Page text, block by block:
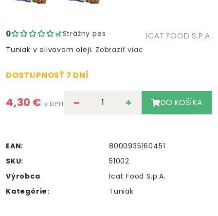
0 Strážny pes ICAT FOOD S.P.A.
Tuniak v olivovom oleji. Zobraziť viac
DOSTUPNOSŤ 7 DNÍ
4,30 € s DPH – + DO KOŠÍKA
EAN:
8000935160451
SKU:
51002
Výrobca
Icat Food S.p.A.
Kategórie:
Tuniak